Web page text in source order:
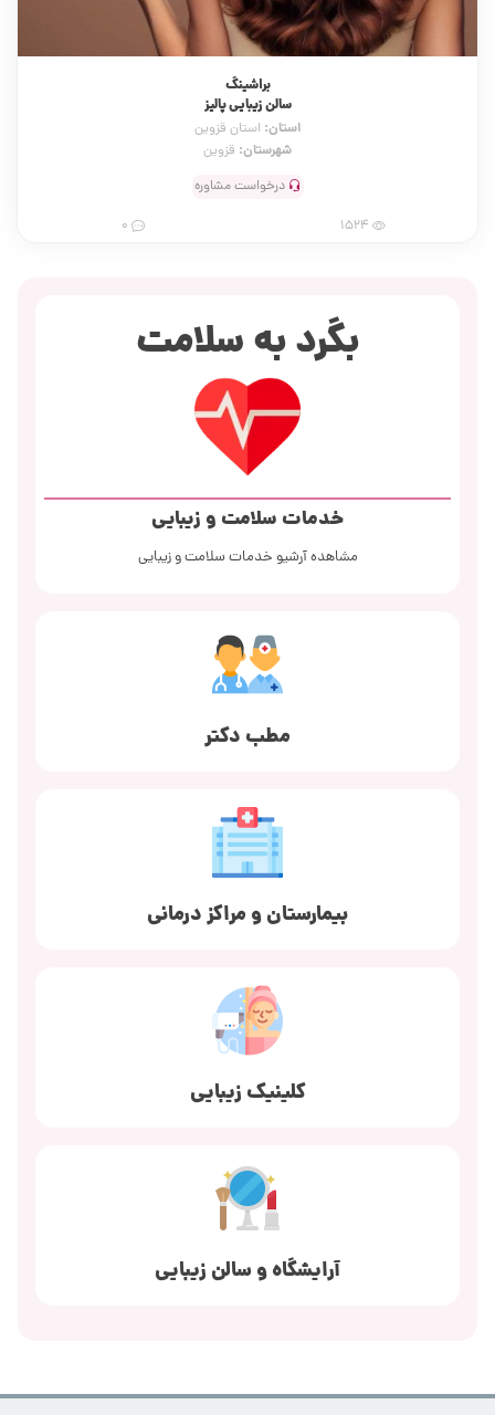
براشینگ
سالن زیبایی پالیز
استان: استان قزوین
شهرستان: قزوین
درخواست مشاوره
بگرد به سلامت
خدمات سلامت و زیبایی
مشاهده آرشیو خدمات سلامت و زیبایی
مطب دکتر
بیمارستان و مراکز درمانی
کلینیک زیبایی
آرایشگاه و سالن زیبایی